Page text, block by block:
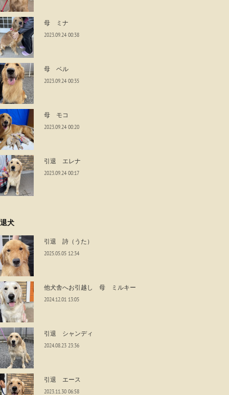
母 ミナ
2023.09.24 00:38
母 ベル
2023.09.24 00:35
母 モコ
2023.09.24 00:20
引退 エレナ
2023.09.24 00:17
犬
引退 詩（うた）
2025.05.05 12:34
他犬舎へお引越し 母 ミルキー
2024.12.01 13:05
引退 シャンディ
2024.08.23 23:36
引退 エース
2023.11.30 06:58